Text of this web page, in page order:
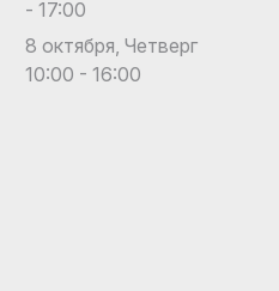
- 17:00
8 октября, Четверг
10:00 - 16:00